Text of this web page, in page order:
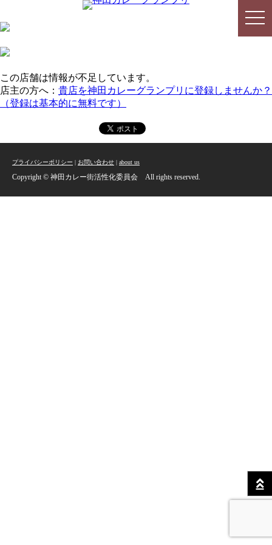
この店舗は情報が不足しています。
店主の方へ： 貴店を神田カレーグランプリに登録しませんか？
（登録は基本的に無料です）
プライバシーポリシー | お問い合わせ | about us
Copyright © 神田カレー街活性化委員会 All rights reserved.